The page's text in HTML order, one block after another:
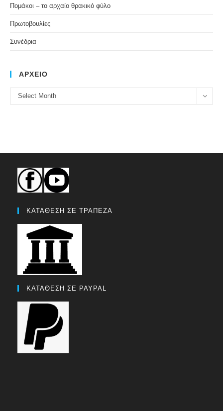
Πομάκοι – το αρχαίο θρακικό φύλο
Πρωτοβουλίες
Συνέδρια
ΑΡΧΕΙΟ
ΑΡΧΕΙΟ
Select Month
ΚΑΤΑΘΕΣΗ ΣΕ ΤΡΑΠΕΖΑ
ΚΑΤΑΘΕΣΗ ΣΕ PAYPAL